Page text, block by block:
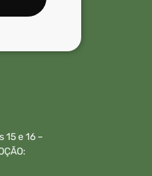
e 16 –